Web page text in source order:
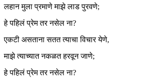
लहान मुला प्रमाणे माझे लाड पुरवणे;
हे पहिलं प्रेम तर नसेल ना?
एकटी असताना सतत त्याचा विचार येणे,
माझे त्याच्यात नकळत हरवून जाणे;
हे पहिलं प्रेम तर नसेल ना?